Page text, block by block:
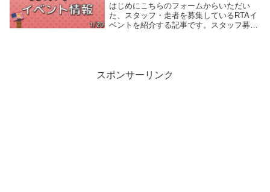
はじめにこちらのフォームからいただい
た、スタッフ・走者を募集しているRTAイ
ベントを紹介する記事です。スタッフ募集
スポンサーリンク